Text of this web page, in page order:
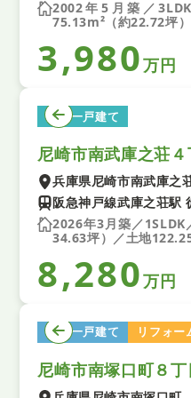
2002年5月築／
75.13m²（約22.72坪）
3,980万円
新築一戸建て
尼崎市南武庫之荘
兵庫県尼崎市南武庫之
阪急神戸線武庫之荘駅
2026年3月築／
34.63坪）／土地
8,280万円
中古一戸建て リフォー
尼崎市南塚口町８